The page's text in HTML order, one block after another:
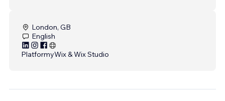
London, GB
English
PlatformyWix & Wix Studio